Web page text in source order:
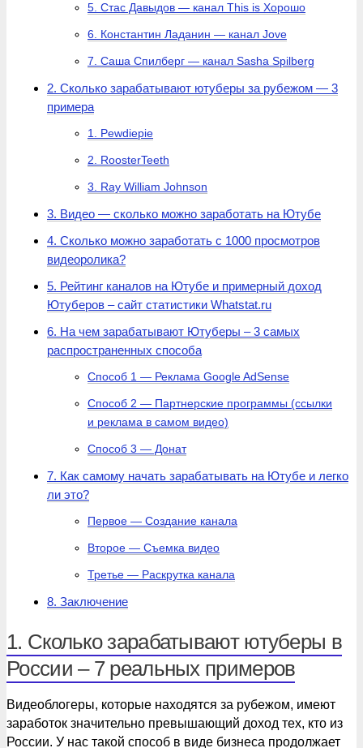
5. Стас Давыдов — канал This is Хорошо
6. Константин Ладанин — канал Jove
7. Саша Спилберг — канал Sasha Spilberg
2. Сколько зарабатывают ютуберы за рубежом — 3
примера
1. Pewdiepie
2. RoosterTeeth
3. Ray William Johnson
3. Видео — сколько можно заработать на Ютубе
4. Сколько можно заработать с 1000 просмотров
видеоролика?
5. Рейтинг каналов на Ютубе и примерный доход
Ютуберов – сайт статистики Whatstat.ru
6. На чем зарабатывают Ютуберы – 3 самых
распространенных способа
Способ 1 — Реклама Google AdSense
Способ 2 — Партнерские программы (ссылки
и реклама в самом видео)
Способ 3 — Донат
7. Как самому начать зарабатывать на Ютубе и легко
ли это?
Первое — Создание канала
Второе — Съемка видео
Третье — Раскрутка канала
8. Заключение
1. Сколько зарабатывают ютуберы в
России – 7 реальных примеров
Видеоблогеры, которые находятся за рубежом, имеют
заработок значительно превышающий доход тех, кто из
России. У нас такой способ в виде бизнеса продолжает